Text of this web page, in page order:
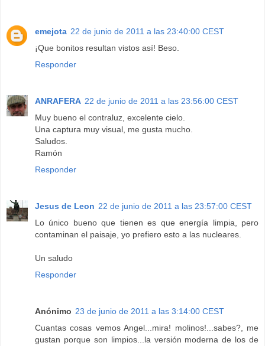
emejota 22 de junio de 2011 a las 23:40:00 CEST
¡Que bonitos resultan vistos así! Beso.
Responder
ANRAFERA 22 de junio de 2011 a las 23:56:00 CEST
Muy bueno el contraluz, excelente cielo.
Una captura muy visual, me gusta mucho.
Saludos.
Ramón
Responder
Jesus de Leon 22 de junio de 2011 a las 23:57:00 CEST
Lo único bueno que tienen es que energía limpia, pero
contaminan el paisaje, yo prefiero esto a las nucleares.
Un saludo
Responder
Anónimo 23 de junio de 2011 a las 3:14:00 CEST
Cuantas cosas vemos Angel...mira! molinos!...sabes?, me
gustan porque son limpios...la versión moderna de los de